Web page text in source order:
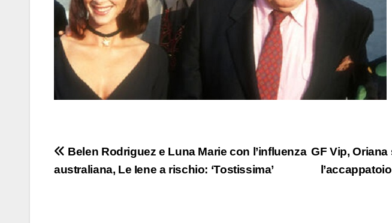
Navigazione
articoli
GF Vip,
Belen Rodriguez e Luna Marie con l’influenza
australiana, Le Iene a rischio: ‘Tostissima’